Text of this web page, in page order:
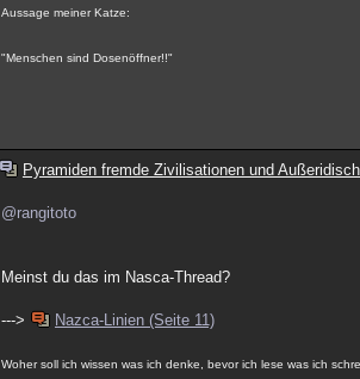
Aussage meiner Katze:
"Menschen sind Dosenöffner!!"
Pyramiden fremde Zivilisationen und
@rangitoto
Meinst du das im Nasca-Thread?
---> Nazca-Linien (Seite 11)
Woher soll ich wissen was ich denke, bevor ich lese was ich